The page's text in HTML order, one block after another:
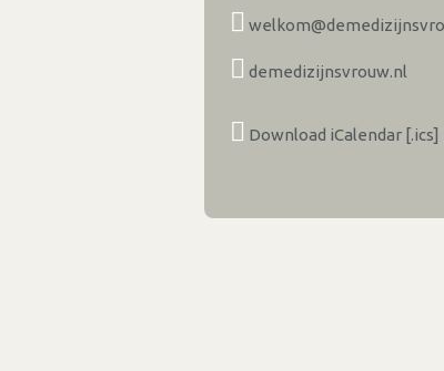
demedizijnsvrouw.nl
Download iCalendar [.ics]